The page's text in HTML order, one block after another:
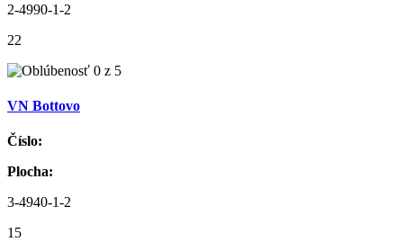
2-4990-1-2
22
VN Bottovo
Číslo:
Plocha:
3-4940-1-2
15